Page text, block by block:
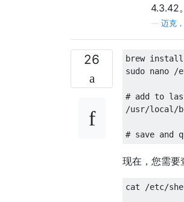
4.3.42
迈克，
26
brew install
sudo nano
/
# add to
/usr/local /
# save
现在，您需要
cat /etc/